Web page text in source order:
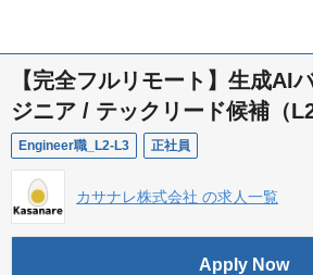
【完全フルリモート】生成AI
ジニア / テックリード候補（
Engineer職_L2-L3 正社員
カサナレ株式会社 の求人一覧
Apply Now